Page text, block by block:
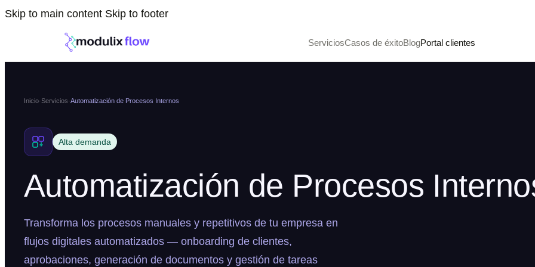
Skip to main content Skip to footer
ServiciosCasos de éxitoBlogPortal clientes
Inicio·Servicios·Automatización de Procesos Internos
Alta demanda
Automatización de Procesos
Transforma los procesos manuales y repetitivos de tu empresa en
flujos digitales automatizados — onboarding de clientes,
aprobaciones, generación de documentos y gestión de tareas